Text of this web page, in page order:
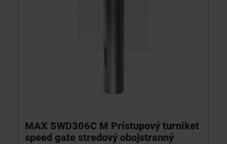
MAX SWD306C M Prístupový turniket
speed gate stredový obojstranný